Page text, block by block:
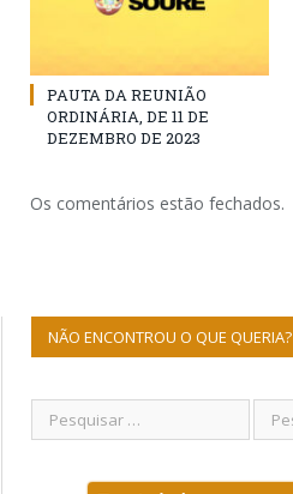
PAUTA DA REUNIÃO
ORDINÁRIA, DE 11 DE
DEZEMBRO DE 2023
Os comentários estão fechados.
NÃO ENCONTROU O QUE QUERIA?